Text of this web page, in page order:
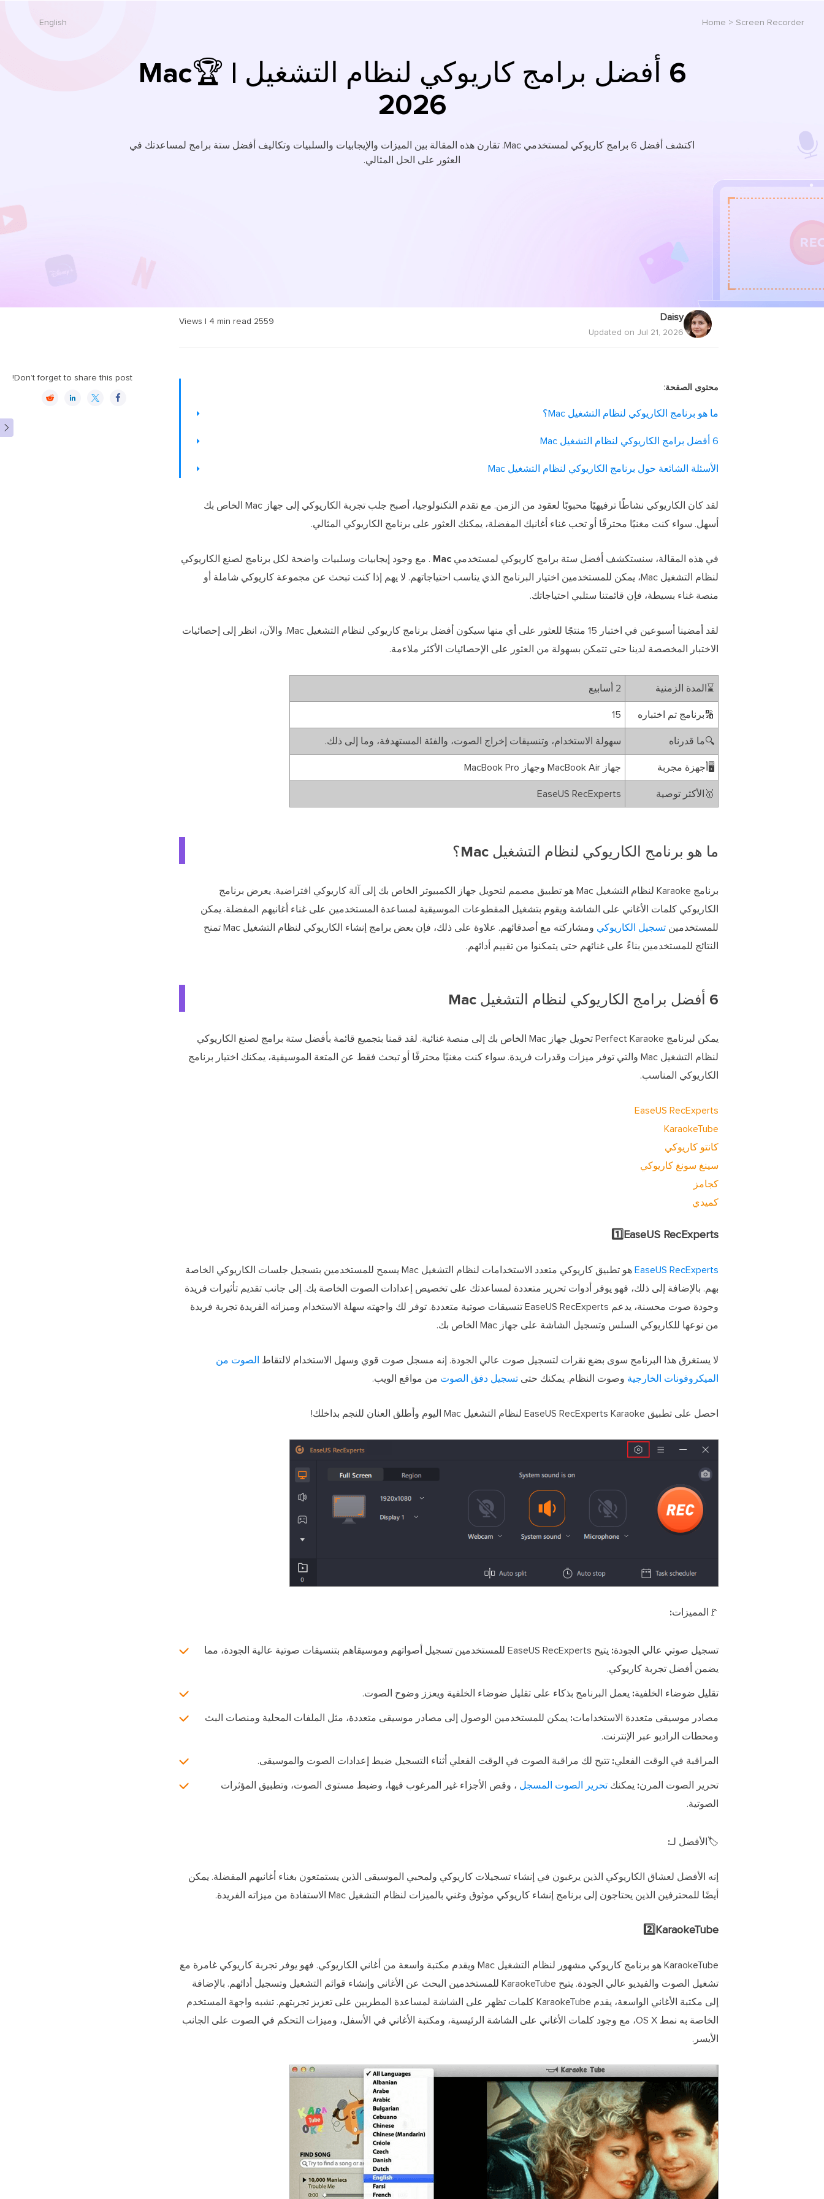
Home > Screen Recorder
English
6 أفضل برامج كاريوكي لنظام التشغيل Mac🏆 |
2026
اكتشف أفضل 6 برامج كاريوكي لمستخدمي Mac. تقارن هذه المقالة بين الميزات والإيجابيات والسلبيات وتكاليف أفضل ستة برامج لمساعدتك في
العثور على الحل المثالي.
Don’t forget to share this post!





Daisy
Updated on Jul 21, 2026
2559
| 4 min read
محتوى الصفحة:
ما هو برنامج الكاريوكي لنظام التشغيل Mac؟
6 أفضل برامج الكاريوكي لنظام التشغيل Mac
الأسئلة الشائعة حول برنامج الكاريوكي لنظام التشغيل Mac
لقد كان الكاريوكي نشاطًا ترفيهيًا محبوبًا لعقود من الزمن. مع تقدم التكنولوجيا، أصبح جلب تجربة الكاريوكي إلى جهاز Mac الخاص بك
أسهل. سواء كنت مغنيًا محترفًا أو تحب غناء أغانيك المفضلة، يمكنك العثور على برنامج الكاريوكي المثالي.
في هذه المقالة، سنستكشف أفضل ستة برامج كاريوكي لمستخدمي Mac
. مع وجود إيجابيات وسلبيات واضحة لكل برنامج لصنع الكاريوكي
لنظام التشغيل Mac، يمكن للمستخدمين اختيار البرنامج الذي يناسب احتياجاتهم. لا يهم إذا كنت تبحث عن مجموعة كاريوكي شاملة أو
منصة غناء بسيطة، فإن قائمتنا ستلبي احتياجاتك.
لقد أمضينا أسبوعين في اختبار 15 منتجًا للعثور على أي منها سيكون أفضل برنامج كاريوكي لنظام التشغيل Mac. والآن، انظر إلى إحصائيات
الاختبار المخصصة لدينا حتى تتمكن بسهولة من العثور على الإحصائيات الأكثر ملاءمة.
⌛المدة الزمنية 2 أسابيع
🔢برنامج تم اختباره 15
🔍ما قدرناه سهولة الاستخدام، وتنسيقات إخراج الصوت، والفئة المستهدفة، وما إلى ذلك.
🖥️أجهزة مجربة جهاز MacBook Air وجهاز MacBook Pro
🥇الأكثر توصية EaseUS RecExperts
ما هو برنامج الكاريوكي لنظام التشغيل Mac؟
برنامج Karaoke لنظام التشغيل Mac هو تطبيق مصمم لتحويل جهاز الكمبيوتر الخاص بك إلى آلة كاريوكي افتراضية. يعرض برنامج
الكاريوكي كلمات الأغاني على الشاشة ويقوم بتشغيل المقطوعات الموسيقية لمساعدة المستخدمين على غناء أغانيهم المفضلة. يمكن
للمستخدمين تسجيل الكاريوكي
ومشاركته مع أصدقائهم. علاوة على ذلك، فإن بعض برامج إنشاء الكاريوكي لنظام التشغيل Mac تمنح
النتائج للمستخدمين بناءً على غنائهم حتى يتمكنوا من تقييم أدائهم.
6 أفضل برامج الكاريوكي لنظام التشغيل Mac
يمكن لبرنامج Perfect Karaoke تحويل جهاز Mac الخاص بك إلى منصة غنائية. لقد قمنا بتجميع قائمة بأفضل ستة برامج لصنع الكاريوكي
لنظام التشغيل Mac والتي توفر ميزات وقدرات فريدة. سواء كنت مغنيًا محترفًا أو تبحث فقط عن المتعة الموسيقية، يمكنك اختيار برنامج
الكاريوكي المناسب.
EaseUS RecExperts
KaraokeTube
كانتو كاريوكي
سينغ سونغ كاريوكي
كجامز
كميدي
1️⃣EaseUS RecExperts
EaseUS RecExperts
هو تطبيق كاريوكي متعدد الاستخدامات لنظام التشغيل Mac يسمح للمستخدمين بتسجيل جلسات الكاريوكي الخاصة
بهم. بالإضافة إلى ذلك، فهو يوفر أدوات تحرير متعددة لمساعدتك على تخصيص إعدادات الصوت الخاصة بك. إلى جانب تقديم تأثيرات فريدة
وجودة صوت محسنة، يدعم EaseUS RecExperts تنسيقات صوتية متعددة. توفر لك واجهته سهلة الاستخدام وميزاته الفريدة تجربة فريدة
من نوعها للكاريوكي السلس وتسجيل الشاشة على جهاز Mac الخاص بك.
لا يستغرق هذا البرنامج سوى بضع نقرات لتسجيل صوت عالي الجودة. إنه مسجل صوت قوي وسهل الاستخدام لالتقاط
الصوت من
الميكروفونات الخارجية وصوت النظام. يمكنك حتى تسجيل دفق الصوت من مواقع الويب.
احصل على تطبيق EaseUS RecExperts Karaoke لنظام التشغيل Mac اليوم وأطلق العنان للنجم بداخلك!
🚩المميزات:
تسجيل صوتي عالي الجودة:
يتيح EaseUS RecExperts للمستخدمين تسجيل أصواتهم وموسيقاهم بتنسيقات صوتية عالية الجودة، مما
يضمن أفضل تجربة كاريوكي.
تقليل ضوضاء الخلفية: يعمل البرنامج بذكاء على تقليل ضوضاء الخلفية ويعزز وضوح الصوت.
مصادر موسيقى متعددة الاستخدامات: يمكن للمستخدمين الوصول إلى مصادر موسيقى متعددة، مثل الملفات المحلية ومنصات البث
ومحطات الراديو عبر الإنترنت.
المراقبة في الوقت الفعلي: تتيح لك مراقبة الصوت في الوقت الفعلي أثناء التسجيل ضبط إعدادات الصوت والموسيقى.
تحرير الصوت المرن: يمكنك تحرير الصوت المسجل ، وقص الأجزاء غير المرغوب فيها، وضبط مستوى الصوت، وتطبيق المؤثرات
الصوتية.
🏷️الأفضل لـ:
إنه الأفضل لعشاق الكاريوكي الذين يرغبون في إنشاء تسجيلات كاريوكي ولمحبي الموسيقى الذين يستمتعون بغناء أغانيهم المفضلة. يمكن
أيضًا للمحترفين الذين يحتاجون إلى برنامج إنشاء كاريوكي موثوق وغني بالميزات لنظام التشغيل Mac الاستفادة من ميزاته الفريدة.
2️⃣KaraokeTube
KaraokeTube هو برنامج كاريوكي مشهور لنظام التشغيل Mac ويقدم مكتبة واسعة من أغاني الكاريوكي. فهو يوفر تجربة كاريوكي غامرة مع
تشغيل الصوت والفيديو عالي الجودة. يتيح KaraokeTube للمستخدمين البحث عن الأغاني وإنشاء قوائم التشغيل وتسجيل أدائهم. بالإضافة
إلى مكتبة الأغاني الواسعة، يقدم KaraokeTube كلمات تظهر على الشاشة لمساعدة المطربين على تعزيز تجربتهم. تشبه واجهة المستخدم
الخاصة به نمط OS X، مع وجود كلمات الأغاني على الشاشة الرئيسية، ومكتبة الأغاني في الأسفل، وميزات التحكم في الصوت على الجانب
الأيسر.